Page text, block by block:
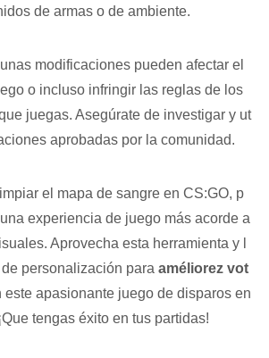
de armas o de ambiente.
modificaciones pueden afectar el
o‍ incluso‍ infringir las reglas de los
⁣juegas. Asegúrate de investigar ⁤y ut
aprobadas por la comunidad.
‍el mapa ​de sangre en CS:GO, p
experiencia de juego más acorde⁤ a
Aprovecha esta herramienta y l
personalización para améliorez vot
este apasionante juego de disparos en‌
tengas éxito ⁤en tus partidas!